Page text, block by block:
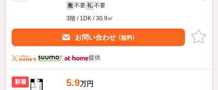
敷 不要 礼 不要
3階 / 1DK / 30.9㎡
お問い合わせ （無料）
提供
新着 5.9万円